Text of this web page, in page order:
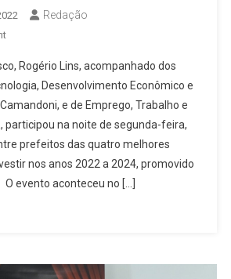
Redação
On
Participa
De
Debate
Sobre
As
Melhores
Cidades
Anos
Rogério Lins, acompanhado dos
Desenvolvimento Econômico e
e de Emprego, Trabalho e
participou na noite de segunda-feira,
prefeitos das quatro melhores
nos anos 2022 a 2024, promovido
evento aconteceu no […]